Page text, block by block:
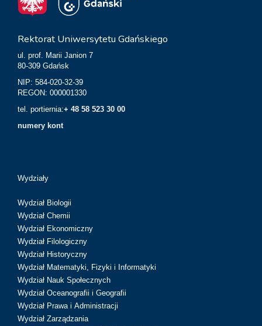
Rektorat Uniwersytetu Gdańskiego
ul. prof. Marii Janion 7
80-309 Gdańsk
NIP: 584-020-32-39
REGON: 000001330
tel. portiernia:+ 48 58 523 30 00
numery kont
Wydziały
Wydział Biologii
Wydział Chemii
Wydział Ekonomiczny
Wydział Filologiczny
Wydział Historyczny
Wydział Matematyki, Fizyki i Informatyki
Wydział Nauk Społecznych
Wydział Oceanografii i Geografii
Wydział Prawa i Administracji
Wydział Zarządzania